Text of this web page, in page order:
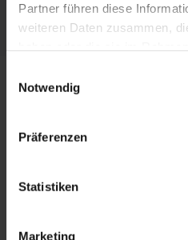
Partner führen diese
weiteren Daten zusammen,
Cookies, wenn Sie unsere
Notwendig
Präferenzen
Statistiken
Marketing
BOLTA -
insbesondere der Q-Serie
- leichtes Handling